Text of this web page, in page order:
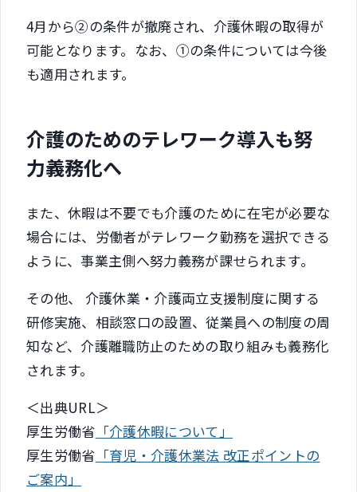
4月から②の条件が撤廃され、介護休暇の取得が
可能となります。なお、①の条件については今後
も適用されます。
介護のためのテレワーク導入も努
力義務化へ
また、休暇は不要でも介護のために在宅が必要な
場合には、労働者がテレワーク勤務を選択できる
ように、事業主側へ努力義務が課せられます。
その他、 介護休業・介護両立支援制度に関する
研修実施、相談窓口の設置、従業員への制度の周
知など、介護離職防止のための取り組みも義務化
されます。
＜出典URL＞
厚生労働省 「介護休暇について」
厚生労働省 「育児・介護休業法 改正ポイントの
ご案内」